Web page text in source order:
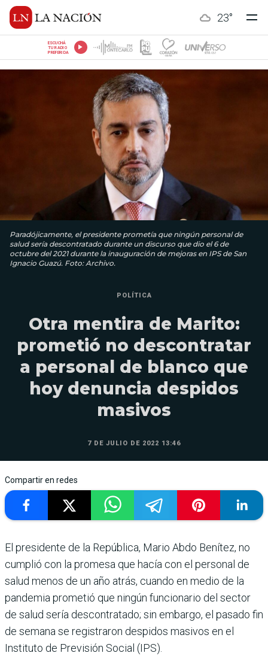
23°
ESCUCHÁ
TU RADIO
PREFERIDA
Paradójicamente, el presidente prometía que ningún personal de
salud sería descontratado durante un discurso que dio el 6 de
octubre del 2021 durante la inauguración de mejoras en IPS de San
Ignacio Guazú. Foto: Archivo.
POLÍTICA
Otra mentira de Marito:
prometió no descontratar
a personal de blanco que
hoy denuncia despidos
masivos
7 DE JULIO DE 2022 13:46
Compartir en redes
El presidente de la República, Mario Abdo Benítez, no
cumplió con la promesa que hacía con el personal de
salud menos de un año atrás, cuando en medio de la
pandemia prometió que ningún funcionario del sector
de salud sería descontratado; sin embargo, el pasado fin
de semana se registraron despidos masivos en el
Instituto de Previsión Social (IPS).